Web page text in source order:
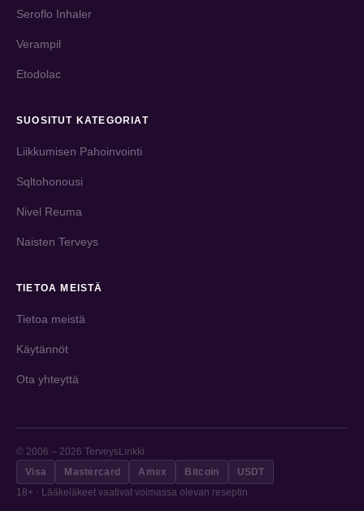
Seroflo Inhaler
Verampil
Etodolac
SUOSITUT KATEGORIAT
Liikkumisen Pahoinvointi
Sqltohonousi
Nivel Reuma
Naisten Terveys
TIETOA MEISTÄ
Tietoa meistä
Käytännöt
Ota yhteyttä
© 2006 – 2026 TerveysLinkki
Visa
Mastercard Amex Bitcoin
USDT
18+ · Lääkeläkeet vaativat voimassa olevan reseptin